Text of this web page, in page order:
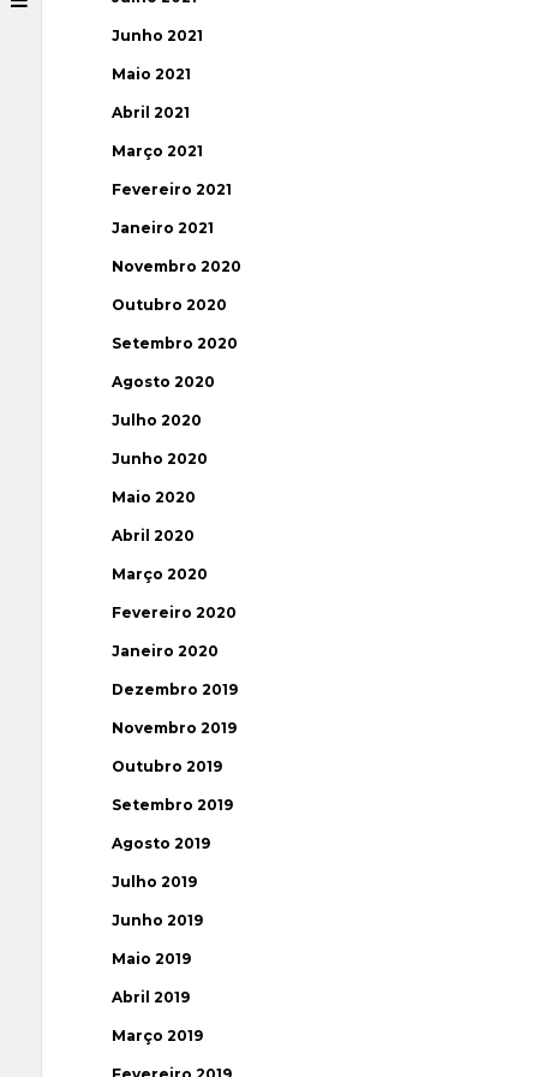
Junho 2021
Maio 2021
Abril 2021
Março 2021
Fevereiro 2021
Janeiro 2021
Novembro 2020
Outubro 2020
Setembro 2020
Agosto 2020
Julho 2020
Junho 2020
Maio 2020
Abril 2020
Março 2020
Fevereiro 2020
Janeiro 2020
Dezembro 2019
Novembro 2019
Outubro 2019
Setembro 2019
Agosto 2019
Julho 2019
Junho 2019
Maio 2019
Abril 2019
Março 2019